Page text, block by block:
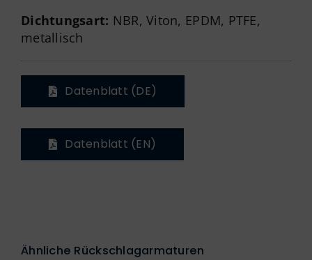
Dichtungsart: NBR, Viton, EPDM, PTFE,
metallisch
Datenblatt (DE)
Datenblatt (EN)
Ähnliche Rückschlagarmaturen